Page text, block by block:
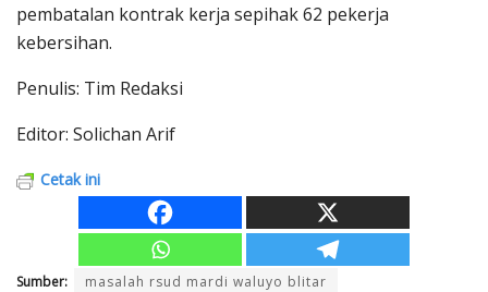
pembatalan kontrak kerja sepihak 62 pekerja
kebersihan.
Penulis: Tim Redaksi
Editor: Solichan Arif
Cetak ini
Sumber:
masalah rsud mardi waluyo blitar